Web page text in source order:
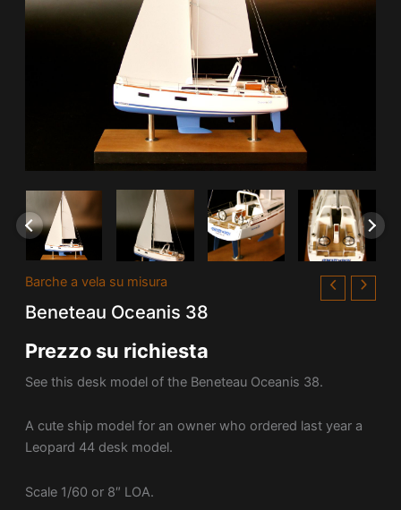
Barche a vela su misura
Beneteau Oceanis 38
Prezzo su richiesta
See this desk model of the Beneteau Oceanis 38.
A cute ship model for an owner who ordered last year a
Leopard 44 desk model.
Scale 1/60 or 8″ LOA.